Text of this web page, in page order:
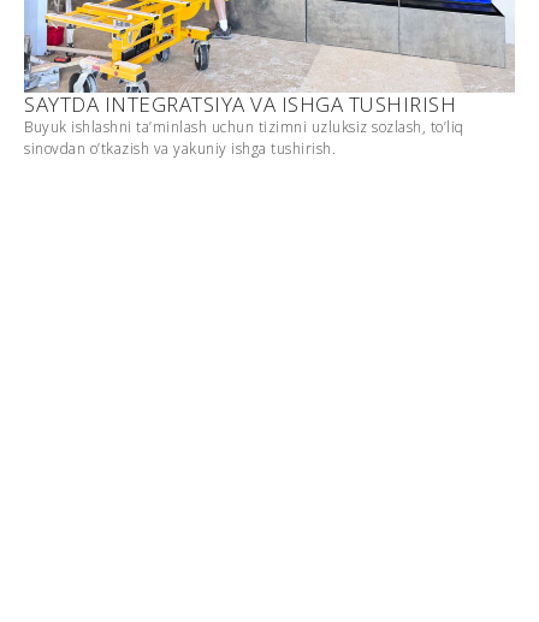
SAYTDA INTEGRATSIYA VA ISHGA TUSHIRISH
Buyuk ishlashni ta’minlash uchun tizimni uzluksiz sozlash, to’liq
sinovdan o’tkazish va yakuniy ishga tushirish.